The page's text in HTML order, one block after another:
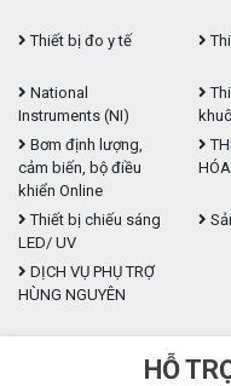
Thiết bị đo y tế
National
Instruments (NI)
Bơm định lượng,
cảm biến, bộ điều
khiển Online
HÓA
Thiết bị chiếu sáng
LED/ UV
DỊCH VỤ PHỤ TRỢ
HÙNG NGUYÊN
HỖ